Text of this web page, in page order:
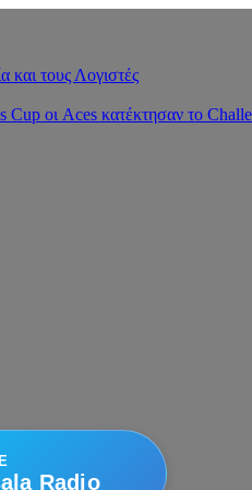
τους Λογιστές
οι Aces κατέκτησαν το
Radio